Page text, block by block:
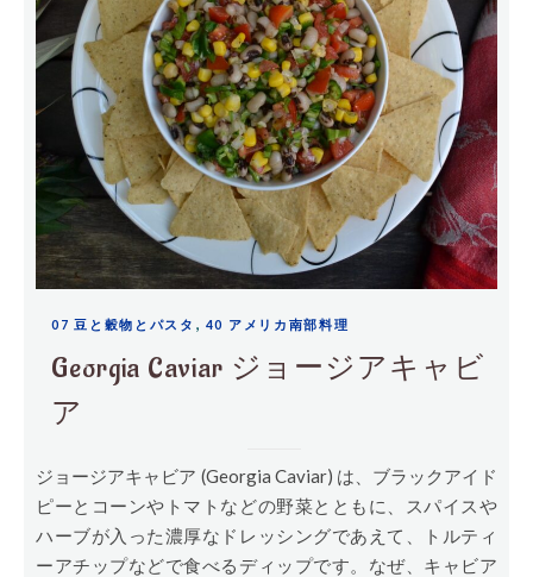
07 豆と穀物とパスタ , 40 アメリカ南部料理
Georgia Caviar ジョージアキャビ
ア
ジョージアキャビア (Georgia Caviar) は、ブラックアイド
ピーとコーンやトマトなどの野菜とともに、スパイスや
ハーブが入った濃厚なドレッシングであえて、トルティ
ーアチップなどで食べるディップです。なぜ、キャビア